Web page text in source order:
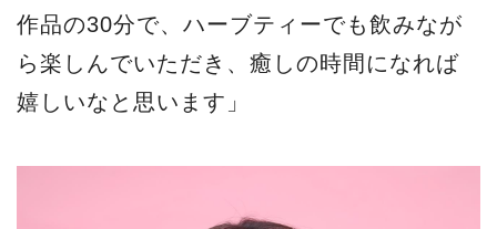
作品の30分で、ハーブティーでも飲みなが
ら楽しんでいただき、癒しの時間になれば
嬉しいなと思います」